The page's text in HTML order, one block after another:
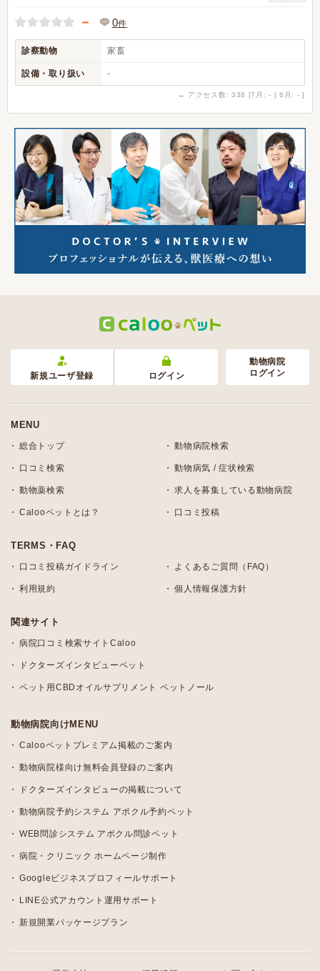
－ 0件
診察動物 家畜
設備・取り扱い -
← アクセス数: 338 [7月: - | 6月: - ]
新規ユーザ登録 ログイン
動物病院
ログイン
MENU
総合トップ 動物病院検索
口コミ検索 動物病気 / 症状検索
動物薬検索 求人を募集している動物病院
Calooペットとは？ 口コミ投稿
TERMS・FAQ
口コミ投稿ガイドライン よくあるご質問（FAQ）
利用規約 個人情報保護方針
関連サイト
病院口コミ検索サイトCaloo
ドクターズインタビューペット
ペット用CBDオイルサプリメント ペットノール
動物病院向けMENU
Calooペットプレミアム掲載のご案内
動物病院様向け無料会員登録のご案内
ドクターズインタビューの掲載について
動物病院予約システム アポクル予約ペット
WEB問診システム アポクル問診ペット
病院・クリニック ホームページ制作
Googleビジネスプロフィールサポート
LINE公式アカウント運用サポート
新規開業パッケージプラン